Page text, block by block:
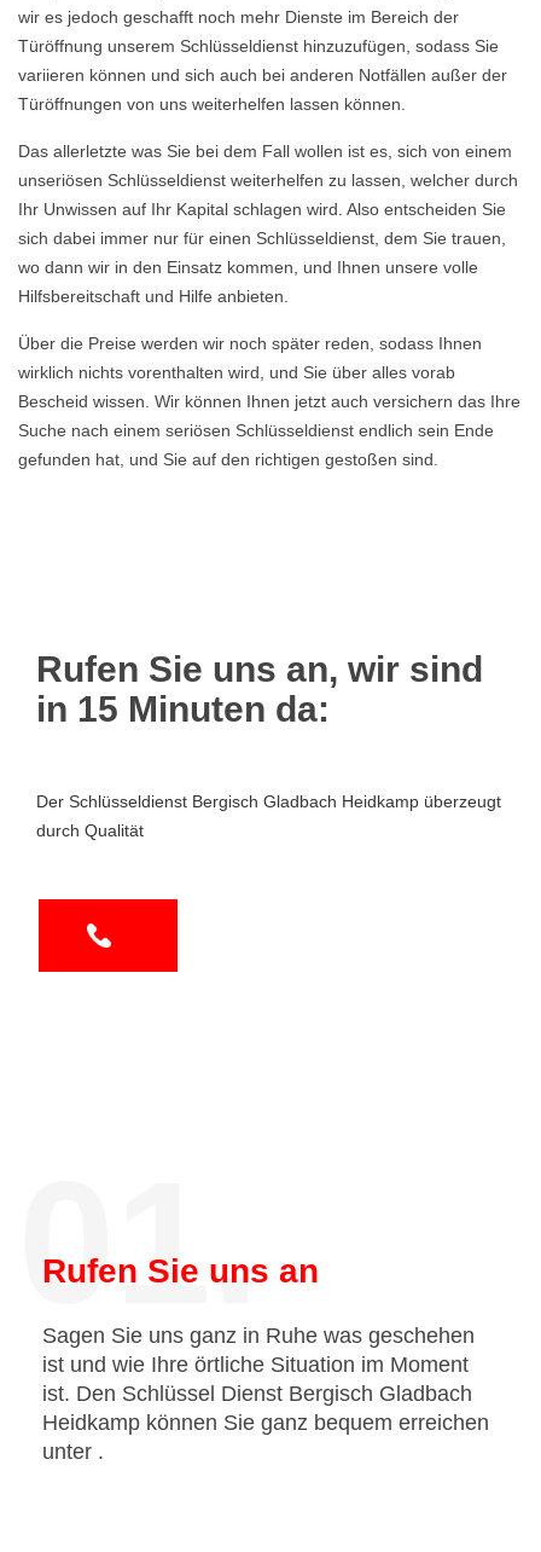
wir es jedoch geschafft noch mehr Dienste im Bereich der
Türöffnung unserem Schlüsseldienst hinzuzufügen, sodass Sie
variieren können und sich auch bei anderen Notfällen außer der
Türöffnungen von uns weiterhelfen lassen können.
Das allerletzte was Sie bei dem Fall wollen ist es, sich von einem
unseriösen Schlüsseldienst weiterhelfen zu lassen, welcher durch
Ihr Unwissen auf Ihr Kapital schlagen wird. Also entscheiden Sie
sich dabei immer nur für einen Schlüsseldienst, dem Sie trauen,
wo dann wir in den Einsatz kommen, und Ihnen unsere volle
Hilfsbereitschaft und Hilfe anbieten.
Über die Preise werden wir noch später reden, sodass Ihnen
wirklich nichts vorenthalten wird, und Sie über alles vorab
Bescheid wissen. Wir können Ihnen jetzt auch versichern das Ihre
Suche nach einem seriösen Schlüsseldienst endlich sein Ende
gefunden hat, und Sie auf den richtigen gestoßen sind.
Rufen Sie uns an, wir sind
in 15 Minuten da:
Der Schlüsseldienst Bergisch Gladbach Heidkamp überzeugt
durch Qualität
01.
Rufen Sie uns an
Sagen Sie uns ganz in Ruhe was geschehen
ist und wie Ihre örtliche Situation im Moment
ist. Den Schlüssel Dienst Bergisch Gladbach
Heidkamp können Sie ganz bequem erreichen
unter .